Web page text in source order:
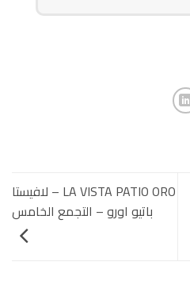
LA VISTA PATIO ORO – لافيستا
باتيو اورو – التجمع الخامس